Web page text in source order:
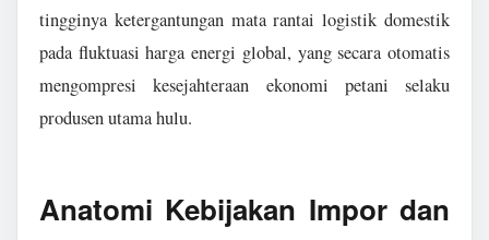
tingginya ketergantungan mata rantai logistik domestik
pada fluktuasi harga energi global, yang secara otomatis
mengompresi kesejahteraan ekonomi petani selaku
produsen utama hulu.
Anatomi Kebijakan Impor dan